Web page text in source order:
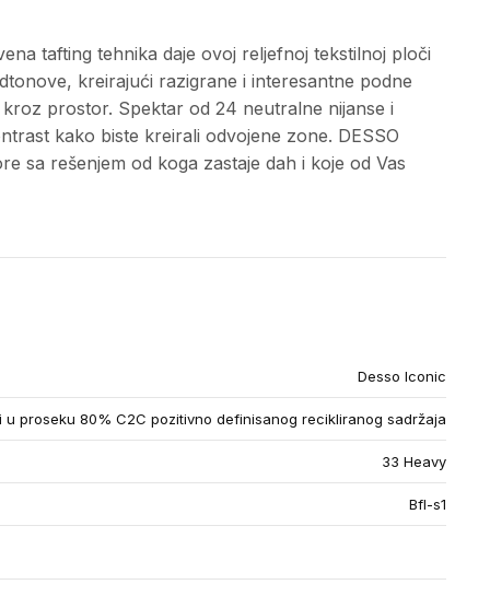
tafting tehnika daje ovoj reljefnoj tekstilnoj ploči
kreirajući razigrane i interesantne podne
prostor. Spektar od 24 neutralne nijanse i
kako biste kreirali odvojene zone. DESSO
sa rešenjem od koga zastaje dah i koje od Vas
Desso Iconic
u proseku 80% C2C pozitivno definisanog recikliranog sadržaja
33 Heavy
Bfl-s1